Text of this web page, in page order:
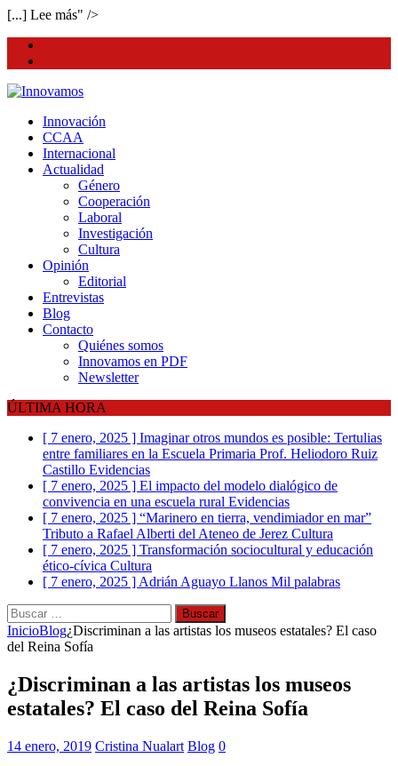
[...] Lee más" />
Innovación
CCAA
Internacional
Actualidad
Género
Cooperación
Laboral
Investigación
Cultura
Opinión
Editorial
Entrevistas
Blog
Contacto
Quiénes somos
Innovamos en PDF
Newsletter
ÚLTIMA HORA
[ 7 enero, 2025 ] Imaginar otros mundos es posible: Tertulias
entre familiares en la Escuela Primaria Prof. Heliodoro Ruiz
Castillo Evidencias
[ 7 enero, 2025 ] El impacto del modelo dialógico de
convivencia en una escuela rural Evidencias
[ 7 enero, 2025 ] “Marinero en tierra, vendimiador en mar”
Tributo a Rafael Alberti del Ateneo de Jerez Cultura
[ 7 enero, 2025 ] Transformación sociocultural y educación
ético-cívica Cultura
[ 7 enero, 2025 ] Adrián Aguayo Llanos Mil palabras
Buscar:
InicioBlog¿Discriminan a las artistas los museos estatales? El caso
del Reina Sofía
¿Discriminan a las artistas los museos
estatales? El caso del Reina Sofía
14 enero, 2019 Cristina Nualart Blog 0